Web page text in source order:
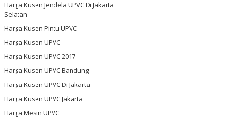
Harga Kusen Jendela UPVC Di Jakarta
Selatan
Harga Kusen Pintu UPVC
Harga Kusen UPVC
Harga Kusen UPVC 2017
Harga Kusen UPVC Bandung
Harga Kusen UPVC Di Jakarta
Harga Kusen UPVC Jakarta
Harga Mesin UPVC